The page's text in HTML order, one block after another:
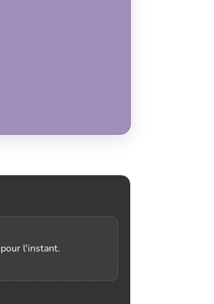
l'instant.